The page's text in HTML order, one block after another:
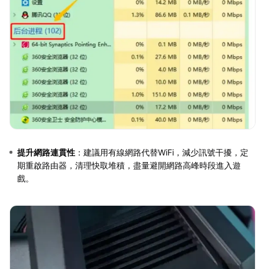
提升網路連貫性 ：建議用有線網路代替WiFi，減少訊號干擾，定
期重啟路由器，清理快取堆積，盡量避開網路高峰時段進入遊
戲。